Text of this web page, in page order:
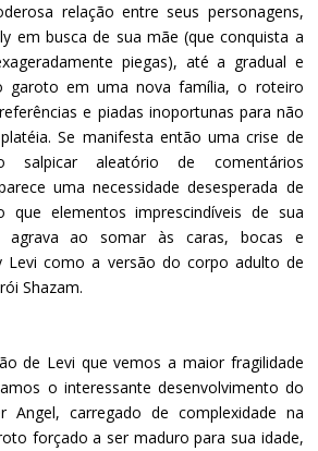
relação entre seus personagens,
em busca de sua mãe (que conquista a
piegas), até a gradual e
garoto em uma nova família, o roteiro
e piadas inoportunas para não
Se manifesta então uma crise de
salpicar aleatório de comentários
uma necessidade desesperada de
que elementos imprescindíveis de sua
ao somar às caras, bocas e
Levi como a versão do corpo adulto de
Shazam.
de Levi que vemos a maior fragilidade
o interessante desenvolvimento do
Angel, carregado de complexidade na
forçado a ser maduro para sua idade,